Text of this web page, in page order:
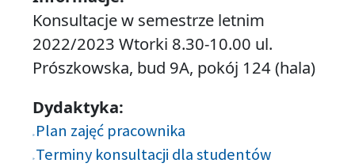
Konsultacje w semestrze letnim
2022/2023 Wtorki 8.30-10.00 ul.
Prószkowska, bud 9A, pokój 124 (hala)
Dydaktyka:
Plan zajęć pracownika
Terminy konsultacji dla studentów